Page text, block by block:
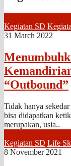
Kegiatan SD
31 March 2022
“Outbound”
Tidak hanya
bisa didapatkan
merupakan, usia..
Kegiatan SD Life
8 November 2021